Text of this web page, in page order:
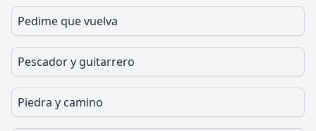
Pedime que vuelva
Pescador y guitarrero
Piedra y camino